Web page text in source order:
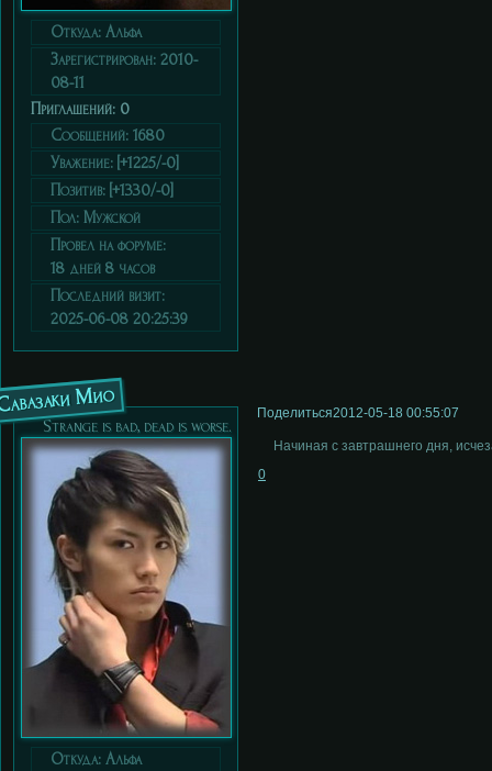
Откуда: Альфа
Зарегистрирован: 2010-
08-11
Приглашений: 0
Сообщений: 1680
Уважение: [+1225/-0]
Позитив: [+1330/-0]
Пол: Мужской
Провел на форуме:
18 дней 8 часов
Последний визит:
2025-06-08 20:25:39
Поделиться2012-05-18 00:55:07
Мио
Strange is bad, dead is worse.
Откуда: Альфа
Начиная с завтрашнего дня,
0